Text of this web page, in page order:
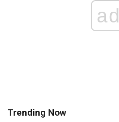
ad
Trending Now